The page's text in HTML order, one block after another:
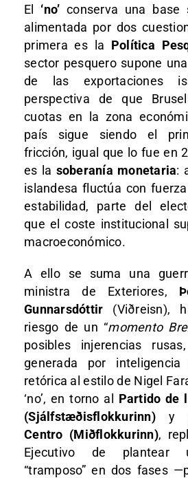
El ‘no’ conserva una base
alimentada por dos
primera es la Política
sector pesquero supone
de las exportaciones
perspectiva de que
cuotas en la zona
país sigue siendo el
fricción, igual que lo fue en
es la soberanía monetaria:
islandesa fluctúa con
estabilidad, parte del
que el coste institucional
macroeconómico.
A ello se suma una
ministra de Exteriores,
Gunnarsdóttir (Viðreisn),
riesgo de un “momento
posibles injerencias
generada por
retórica al estilo de Nigel
‘no’, en torno al Partido de
(Sjálfstæðisflokkurinn)y
Centro (Miðflokkurinn),
Ejecutivo de plantear
“tramposo” en dos fases